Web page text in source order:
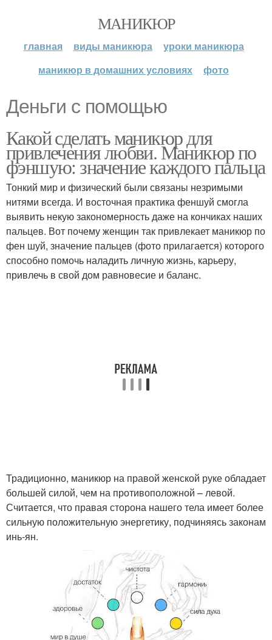
МАНИКЮР
главная виды маникюра
уроки маникюра
маникюр в домашних условиях
фото
Деньги с помощью
Какой сделать маникюр для
привлечения любви. Маникюр по
фэншую: значение каждого пальца
Тонкий мир и физический были связаны незримыми
нитями всегда. И восточная практика феншуй смогла
выявить некую закономерность даже на кончиках наших
пальцев. Вот почему женщин так привлекает маникюр по
фен шуй, значение пальцев (фото прилагается) которого
способно помочь наладить личную жизнь, карьеру,
привлечь в свой дом равновесие и баланс.
Традиционно, маникюр на правой женской руке обладает
большей силой, чем на противоположной – левой.
Считается, что правая сторона нашего тела имеет более
сильную положительную энергетику, подчиняясь законам
инь-ян.